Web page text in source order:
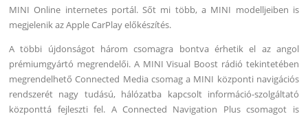
MINI Online internetes portál. Sőt mi több, a MINI modelljeiben is
megjelenik az Apple CarPlay előkészítés.
A többi újdonságot három csomagra bontva érhetik el az angol
prémiumgyártó megrendelői. A MINI Visual Boost rádió tekintetében
megrendelhető Connected Media csomag a MINI központi navigációs
rendszerét nagy tudású, hálózatba kapcsolt információ-szolgáltató
központtá fejleszti fel. A Connected Navigation Plus csomagot is